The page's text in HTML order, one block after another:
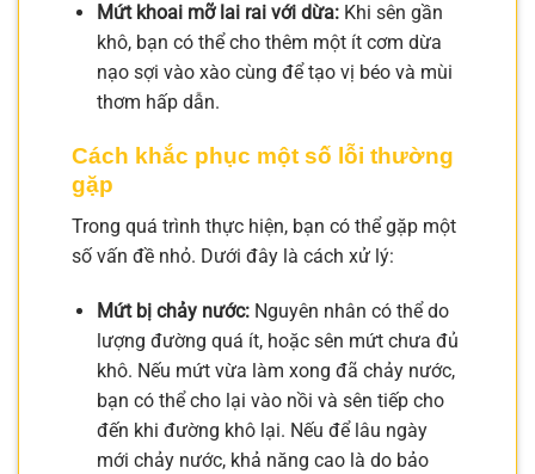
Mứt khoai mỡ lai rai với dừa:Khi sên gần
khô, bạn có thể cho thêm một ít cơm dừa
nạo sợi vào xào cùng để tạo vị béo và mùi
thơm hấp dẫn.
Cách khắc phục một số lỗi thường
gặp
Trong quá trình thực hiện, bạn có thể gặp một
số vấn đề nhỏ. Dưới đây là cách xử lý:
Mứt bị chảy nước:Nguyên nhân có thể do
lượng đường quá ít, hoặc sên mứt chưa đủ
khô. Nếu mứt vừa làm xong đã chảy nước,
bạn có thể cho lại vào nồi và sên tiếp cho
đến khi đường khô lại. Nếu để lâu ngày
mới chảy nước, khả năng cao là do bảo